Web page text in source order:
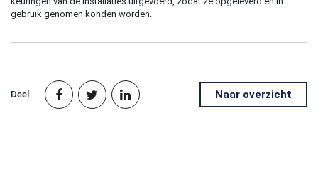
gebruik genomen konden worden.
Deel    Naar overzicht